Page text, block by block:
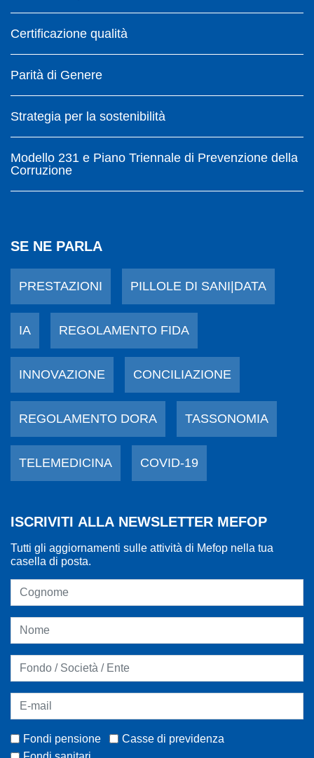
Certificazione qualità
Parità di Genere
Strategia per la sostenibilità
Modello 231 e Piano Triennale di Prevenzione della
Corruzione
SE NE PARLA
PRESTAZIONI PILLOLE DI SANI|DATA
IA REGOLAMENTO FIDA
INNOVAZIONE CONCILIAZIONE
REGOLAMENTO DORA TASSONOMIA
TELEMEDICINA COVID-19
ISCRIVITI ALLA NEWSLETTER MEFOP
Tutti gli aggiornamenti sulle attività di Mefop nella tua
casella di posta.
Fondi pensione
Casse di previdenza